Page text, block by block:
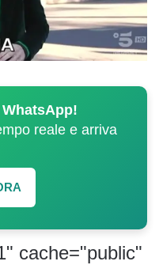
reale e arriva
cache="public"